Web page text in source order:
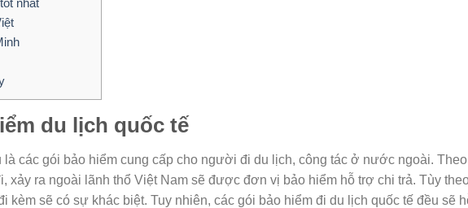
du lịch quốc tế
các gói bảo hiểm cung cấp cho người đi du lịch, công tác ở nước ngoài. Theo
xảy ra ngoài lãnh thổ Việt Nam sẽ được đơn vị bảo hiểm hỗ trợ chi trả. Tùy
kèm sẽ có sự khác biệt. Tuy nhiên, các gói bảo hiểm đi du lịch quốc tế đều sẽ